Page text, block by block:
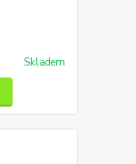
Skladem